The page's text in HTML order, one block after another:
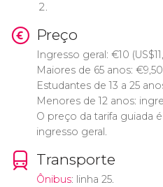
Preço
Ingresso geral: €10 (US$
Maiores de 65 anos: €
Estudantes de 13 a 25
Menores de 12 anos:
O preço da tarifa guiada
ingresso geral.
Transporte
Ônibus: linha 25.